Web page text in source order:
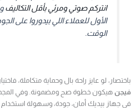
انتركم صوتي ومرئي بأقل التكاليف
الأول للعملاء اللي بيدوروا على
الوقت.
باختصار، لو عايز راحة بال وحماية متكاملة،
فيجن هيكون خطوة صح ومضمونة. وفي
في جهاز بيديك أمان، جودة، وسهولة